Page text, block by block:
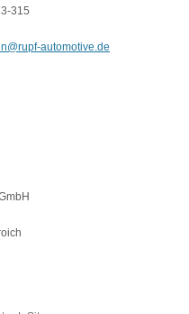
315
automotive.de